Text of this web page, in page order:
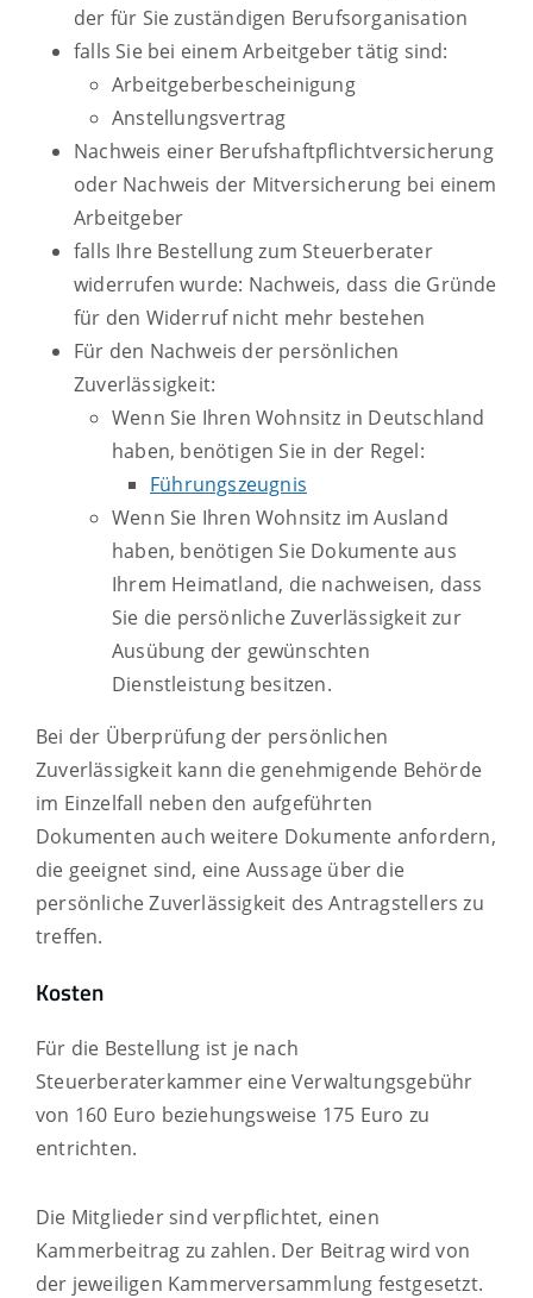
der für Sie zuständigen Berufsorganisation
falls Sie bei einem Arbeitgeber tätig sind:
Arbeitgeberbescheinigung
Anstellungsvertrag
Nachweis einer Berufshaftpflichtversicherung
oder Nachweis der Mitversicherung bei einem
Arbeitgeber
falls Ihre Bestellung zum Steuerberater
widerrufen wurde: Nachweis, dass die Gründe
für den Widerruf nicht mehr bestehen
Für den Nachweis der persönlichen
Zuverlässigkeit:
Wenn Sie Ihren Wohnsitz in Deutschland
haben, benötigen Sie in der Regel:
Führungszeugnis
Wenn Sie Ihren Wohnsitz im Ausland
haben, benötigen Sie Dokumente aus
Ihrem Heimatland, die nachweisen, dass
Sie die persönliche Zuverlässigkeit zur
Ausübung der gewünschten
Dienstleistung besitzen.
Bei der Überprüfung der persönlichen
Zuverlässigkeit kann die genehmigende Behörde
im Einzelfall neben den aufgeführten
Dokumenten auch weitere Dokumente anfordern,
die geeignet sind, eine Aussage über die
persönliche Zuverlässigkeit des Antragstellers zu
treffen.
Kosten
Für die Bestellung ist je nach
Steuerberaterkammer eine Verwaltungsgebühr
von 160 Euro beziehungsweise 175 Euro zu
entrichten.
Die Mitglieder sind verpflichtet, einen
Kammerbeitrag zu zahlen. Der Beitrag wird von
der jeweiligen Kammerversammlung festgesetzt.